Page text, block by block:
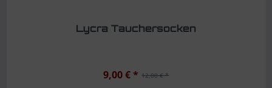
Lycra Tauchersocken
12,00 € *
9,00 € *